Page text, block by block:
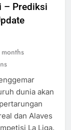
– Prediksi
dunia akan
dan Alaves
La Liga.